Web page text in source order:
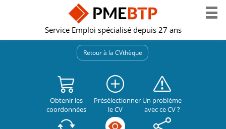
Service Emploi spécialisé depuis 27 ans
Retour à la CVthèque
Obtenir les
coordonnées
Présélectionner
le CV
Un problème
avec ce CV ?